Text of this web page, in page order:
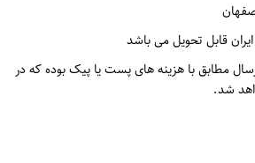
قابل تحویل می باشد
مطابق با هزینه های پست یا پیک بوده که در
شد.